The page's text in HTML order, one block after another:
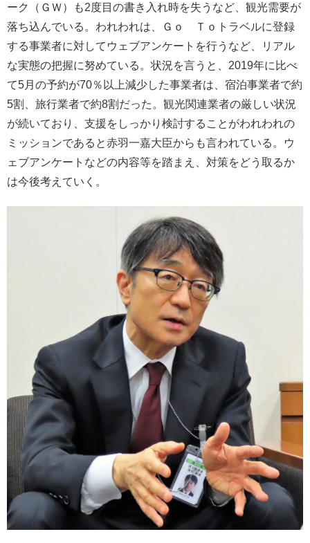
ーク（ＧＷ）も2度目の書き入れ時を失うなど、観光需要が
落ち込んでいる。われわれは、Ｇｏ Ｔｏトラベルに登録
する事業者に対してウェブアンケートを行うなど、リアル
な実態の把握に努めている。状況を言うと、2019年に比べ
て5月の予約が70％以上減少した事業者は、宿泊事業者で約
5割、旅行業者で約8割だった。観光関連業者の厳しい状況
が続いており、支援をしっかり検討することがわれわれの
ミッションであると赤羽一嘉大臣からも言われている。ウ
ェブアンケートなどの内容等を踏まえ、対策をどう取るか
は今後考えていく。